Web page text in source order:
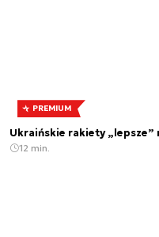
PREMIUM
Ukraińskie rakiety „lepsze”
12 min.